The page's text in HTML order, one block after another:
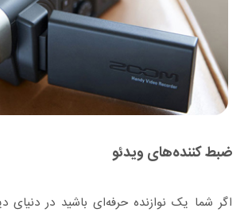
ضبط کننده‌های ویدئو
اگر شما یک نوازنده حرفه‌ای باشید در دنیای